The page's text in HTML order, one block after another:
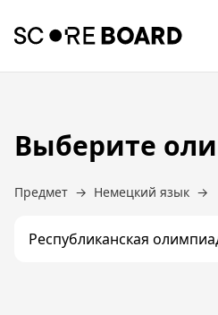
RU KK EN
Выберите
Предмет → Немецкий язык →
Республиканская